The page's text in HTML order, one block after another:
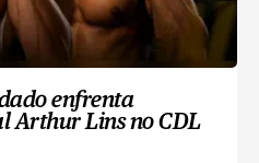
enfrenta
Arthur Lins no CDL